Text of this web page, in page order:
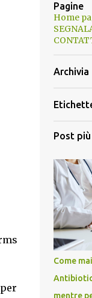
Pagine
Home
Archivia
Post
Come
mentre